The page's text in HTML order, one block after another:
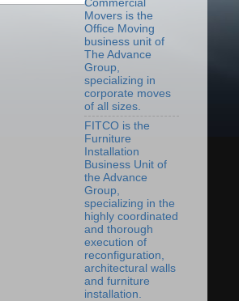
Commercial
Movers is the
Office Moving
business unit of
The Advance
Group,
specializing in
corporate moves
of all sizes.
FITCO is the
Furniture
Installation
Business Unit of
the Advance
Group,
specializing in the
highly coordinated
and thorough
execution of
reconfiguration,
architectural walls
and furniture
installation.